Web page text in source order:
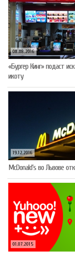
08.08.2016
«Бургер Кинг» подаст
икоту
19.12.2016
McDonald’s во Львове
01.07.2015